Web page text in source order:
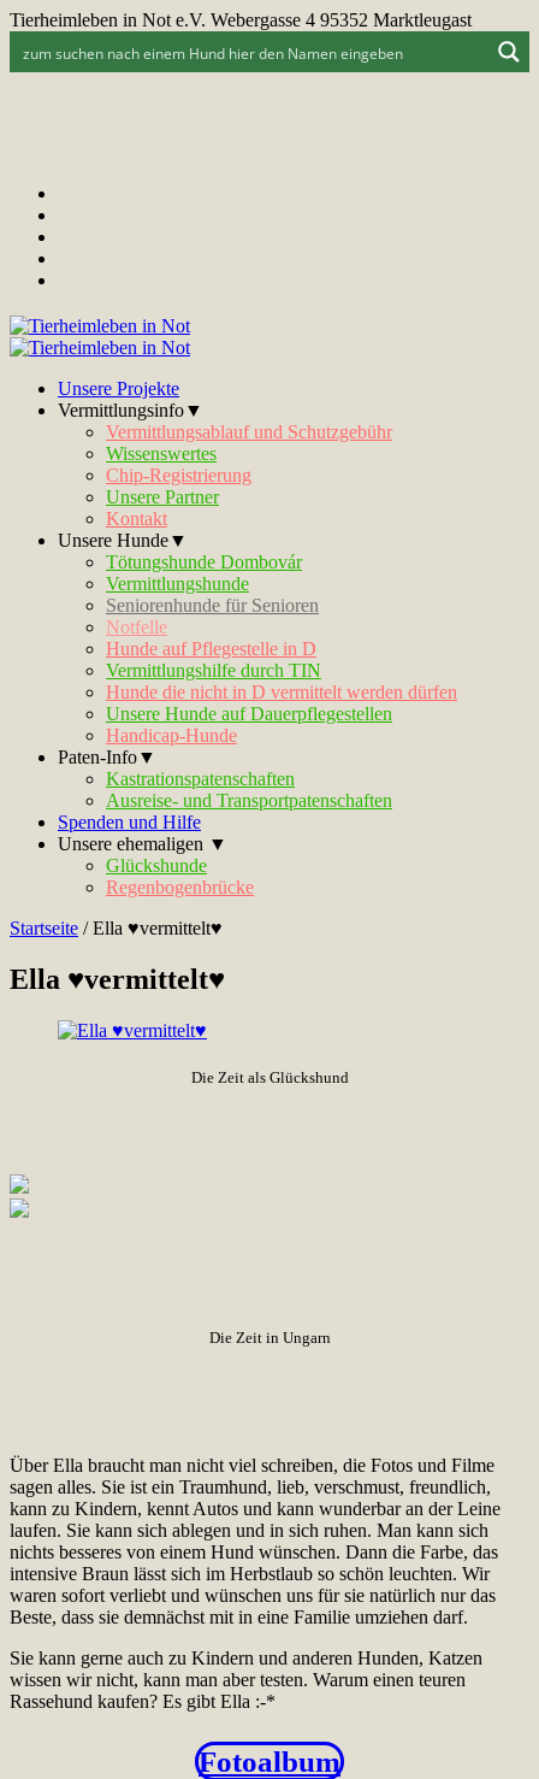
Tierheimleben in Not e.V. Webergasse 4 95352 Marktleugast
Unsere Projekte
Vermittlungsinfo▼
Vermittlungsablauf und Schutzgebühr
Wissenswertes
Chip-Registrierung
Unsere Partner
Kontakt
Unsere Hunde▼
Tötungshunde Dombovár
Vermittlungshunde
Seniorenhunde für Senioren
Notfelle
Hunde auf Pflegestelle in D
Vermittlungshilfe durch TIN
Hunde die nicht in D vermittelt werden dürfen
Unsere Hunde auf Dauerpflegestellen
Handicap-Hunde
Paten-Info▼
Kastrationspatenschaften
Ausreise- und Transportpatenschaften
Spenden und Hilfe
Unsere ehemaligen ▼
Glückshunde
Regenbogenbrücke
Startseite /Ella ♥vermittelt♥
Ella ♥vermittelt♥
Die Zeit als Glückshund
Die Zeit in Ungarn
Über Ella braucht man nicht viel schreiben, die Fotos und Filme
sagen alles. Sie ist ein Traumhund, lieb, verschmust, freundlich,
kann zu Kindern, kennt Autos und kann wunderbar an der Leine
laufen. Sie kann sich ablegen und in sich ruhen. Man kann sich
nichts besseres von einem Hund wünschen. Dann die Farbe, das
intensive Braun lässt sich im Herbstlaub so schön leuchten. Wir
waren sofort verliebt und wünschen uns für sie natürlich nur das
Beste, dass sie demnächst mit in eine Familie umziehen darf.
Sie kann gerne auch zu Kindern und anderen Hunden, Katzen
wissen wir nicht, kann man aber testen. Warum einen teuren
Rassehund kaufen? Es gibt Ella :-*
Fotoalbum